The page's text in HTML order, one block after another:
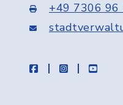
+49 7306 96
facebookinstagram